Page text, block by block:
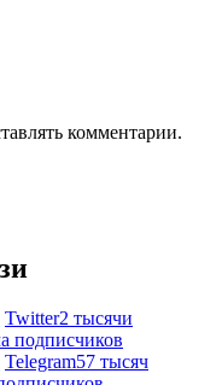
комментарии.
Twitter2 тысячи
подписчиков
Telegram57 тысяч